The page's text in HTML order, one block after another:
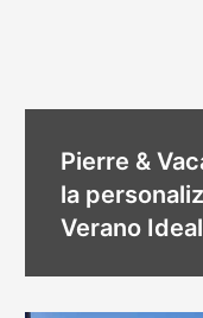
Pierre &
la
Verano